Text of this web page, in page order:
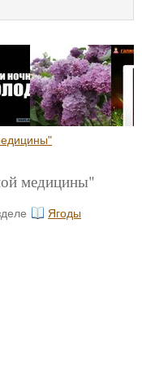
медицины"
Ягоды